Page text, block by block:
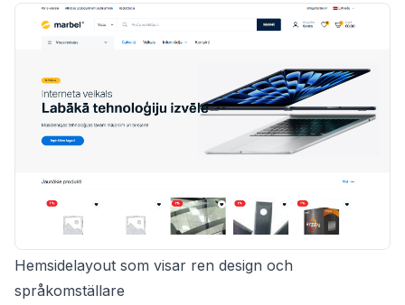
Hemsidelayout som visar ren design och
språkomställare